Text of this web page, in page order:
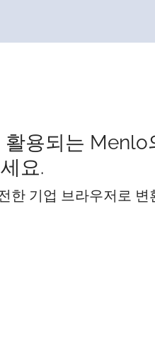
용되는 Menlo
요.
한 기업 브라우저로 변